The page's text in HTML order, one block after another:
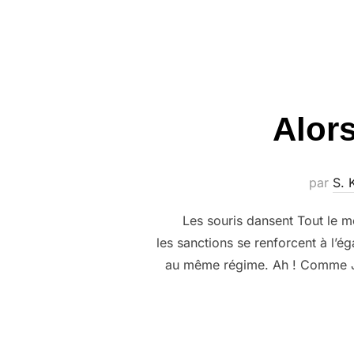
par S.
Les souris dansent Tout le
les sanctions se renforcent à
au même régime. Ah ! Comme